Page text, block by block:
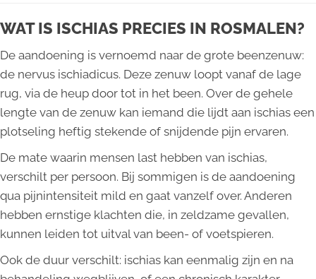
WAT IS ISCHIAS PRECIES IN ROSMALEN?
De aandoening is vernoemd naar de grote beenzenuw:
de nervus ischiadicus. Deze zenuw loopt vanaf de lage
rug, via de heup door tot in het been. Over de gehele
lengte van de zenuw kan iemand die lijdt aan ischias een
plotseling heftig stekende of snijdende pijn ervaren.
De mate waarin mensen last hebben van ischias,
verschilt per persoon. Bij sommigen is de aandoening
qua pijnintensiteit mild en gaat vanzelf over. Anderen
hebben ernstige klachten die, in zeldzame gevallen,
kunnen leiden tot uitval van been- of voetspieren.
Ook de duur verschilt: ischias kan eenmalig zijn en na